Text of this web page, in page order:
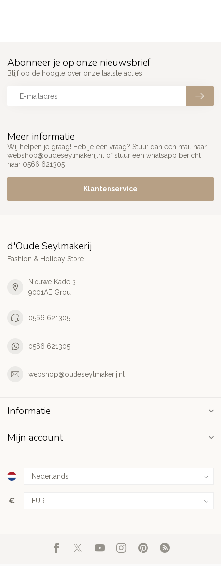
Meer informatie
Wij helpen je graag! Heb je een vraag? Stuur dan een mail naar
webshop@oudeseylmakerij.nl of stuur een whatsapp bericht
naar 0566 621305
Klantenservice
Abonneer je op onze nieuwsbrief
Blijf op de hoogte over onze laatste acties
d'Oude Seylmakerij
Fashion & Holiday Store
Nieuwe Kade 3
9001AE Grou
0566 621305
0566 621305
webshop@oudeseylmakerij.nl
Informatie
Mijn account
€